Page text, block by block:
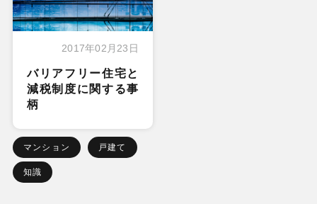
2017年02月23日
バリアフリー住宅と
減税制度に関する事
柄
マンション 戸建て
知識